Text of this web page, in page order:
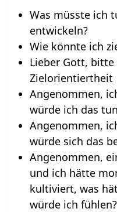
Was müsste ich
entwickeln?
Wie könnte ich
Lieber Gott, bitte
Zielorientiertheit
Angenommen,
würde ich das
Angenommen,
würde sich das
Angenommen,
und ich hätte
kultiviert, was
würde ich